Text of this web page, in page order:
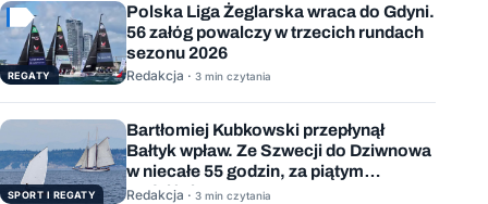
REGATY
Polska Liga Żeglarska wraca do Gdyni.
56 załóg powalczy w trzecich rundach
sezonu 2026
Redakcja · 3 min czytania
SPORT I REGATY
Bartłomiej Kubkowski przepłynął
Bałtyk wpław. Ze Szwecji do Dziwnowa
w niecałe 55 godzin, za piątym
podejściem
Redakcja · 3 min czytania